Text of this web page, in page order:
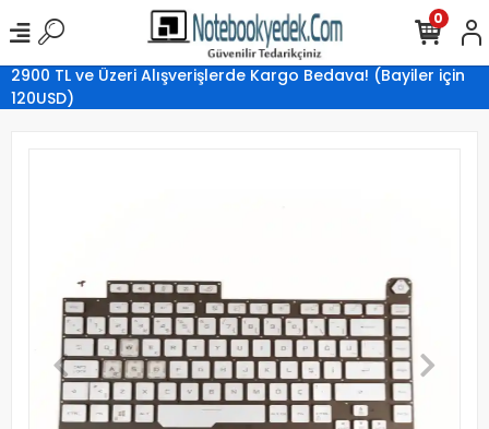
2900 TL ve Üzeri Alışverişlerde Kargo Bedava! (Bayiler için
120USD)
0